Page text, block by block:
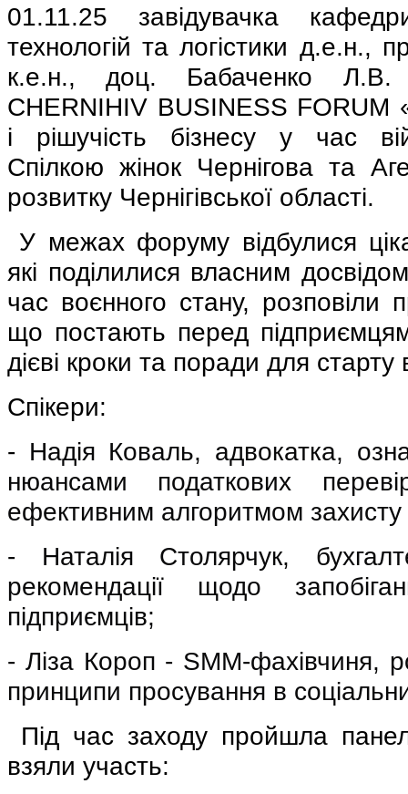
01.11.25 завідувачка
технологій та логістики д.е.н.,
к.е.н., доц. Бабаченко
CHERNIHIV BUSINESS FORUM
і рішучість бізнесу у час
Спілкою жінок Чернігова та
розвитку Чернігівської області.
У межах форуму відбулися
які поділилися власним
час воєнного стану, розповіли
що постають перед
дієві кроки та поради для старту
Спікери:
- Надія Коваль, адвокатка,
нюансами податкових
ефективним алгоритмом захисту
- Наталія Столярчук,
рекомендації щодо
підприємців;
- Ліза Короп - SMM-фахівчиня,
принципи просування в
Під часзаходу пройшла
взяли участь: